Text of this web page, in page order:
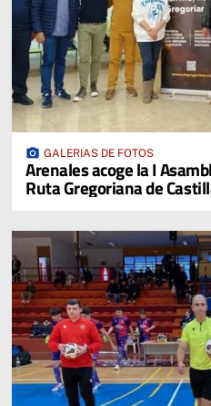
photo_camera GALERIAS DE FOTOS
Arenales acoge la I
Ruta Gregoriana de